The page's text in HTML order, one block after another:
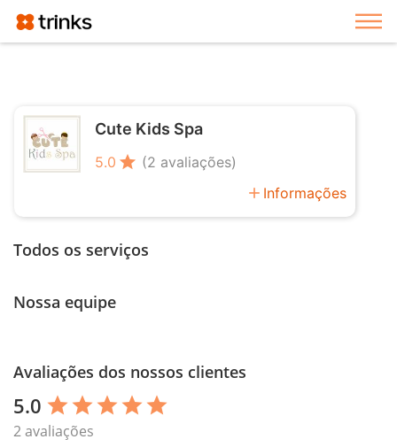
Cute Kids Spa
5.0 star (2 avaliações)
add Informações
Todos os serviços
Nossa equipe
Avaliações dos nossos clientes
5.0 star star star star star
2 avaliações